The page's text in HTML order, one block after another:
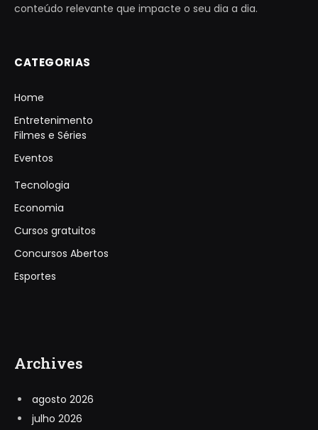
conteúdo relevante que impacte o seu dia a dia.
CATEGORIAS
Home
Entretenimento
Filmes e Séries
Eventos
Tecnologia
Economia
Cursos gratuitos
Concursos Abertos
Esportes
Archives
agosto 2026
julho 2026